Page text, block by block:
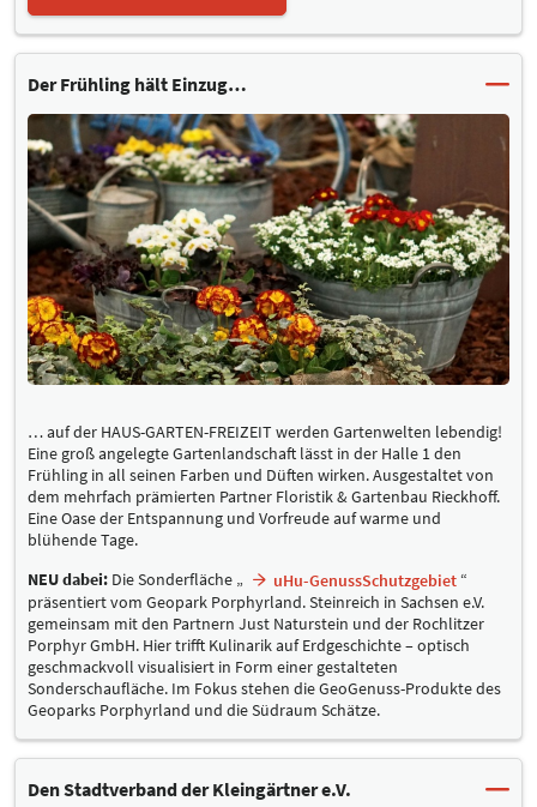
Der Frühling hält Einzug…
… auf der HAUS-GARTEN-FREIZEIT werden Gartenwelten lebendig!
Eine groß angelegte Gartenlandschaft lässt in der Halle 1 den
Frühling in all seinen Farben und Düften wirken. Ausgestaltet von
dem mehrfach prämierten Partner Floristik & Gartenbau Rieckhoff.
Eine Oase der Entspannung und Vorfreude auf warme und
blühende Tage.
NEU dabei: Die Sonderfläche „ uHu-GenussSchutzgebiet“
präsentiert vom Geopark Porphyrland. Steinreich in Sachsen e.V.
gemeinsam mit den Partnern Just Naturstein und der Rochlitzer
Porphyr GmbH. Hier trifft Kulinarik auf Erdgeschichte – optisch
geschmackvoll visualisiert in Form einer gestalteten
Sonderschaufläche. Im Fokus stehen die GeoGenuss-Produkte des
Geoparks Porphyrland und die Südraum Schätze.
Den Stadtverband der Kleingärtner e.V.